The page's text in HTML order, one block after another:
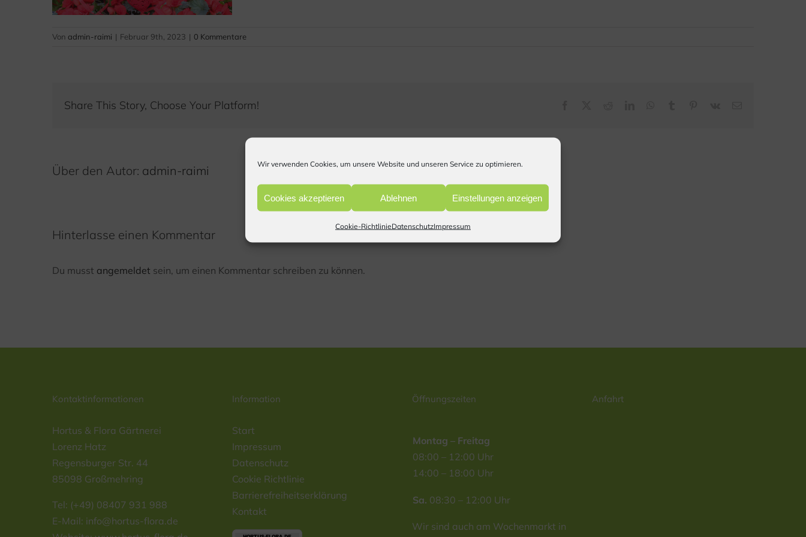
Wir verwenden Cookies, um unsere Website und unseren Service zu optimieren.
Cookies akzeptieren Ablehnen Einstellungen anzeigen
Cookie-RichtlinieDatenschutzImpressum
Von admin-raimi | Februar 9th, 2023 | 0 Kommentare
Share This Story, Choose Your Platform!
Über den Autor: admin-raimi
Hinterlasse einen Kommentar
Du musst angemeldet sein, um einen Kommentar schreiben zu können.
Kontaktinformationen
Hortus & Flora Gärtnerei
Lorenz Hatz
Regensburger Str. 44
85098 Großmehring
Tel: (+49) 08407 931 988
E-Mail: info@hortus-flora.de
Information
Start
Impressum
Datenschutz
Cookie Richtlinie
Barrierefreiheitserklärung
Kontakt
Öffnungszeiten
Montag – Freitag
08:00 – 12:00 Uhr
14:00 – 18:00 Uhr
Sa. 08:30 – 12:00 Uhr
Wir sind auch am Wochenmarkt in
Anfahrt